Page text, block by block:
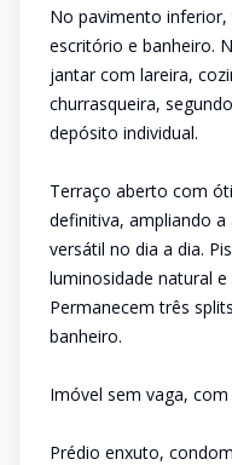
No pavimento
escritório e banheiro.
jantar com lareira,
churrasqueira,
depósito individual.
Terraço aberto com
definitiva, ampliando
versátil no dia a dia.
luminosidade natural
Permanecem três
banheiro.
Imóvel sem vaga,
Prédio enxuto,